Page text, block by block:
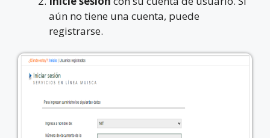
aún no tiene una cuenta, puede
registrarse.